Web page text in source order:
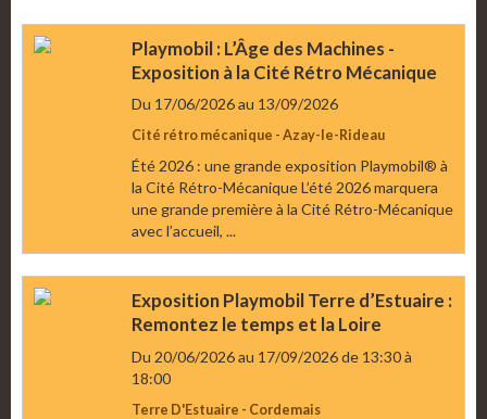
Playmobil : L’Âge des Machines -
Exposition à la Cité Rétro Mécanique
Du 17/06/2026au 13/09/2026
Cité rétro mécanique - Azay-le-Rideau
Été 2026 : une grande exposition Playmobil® à
la Cité Rétro-Mécanique L’été 2026 marquera
une grande première à la Cité Rétro-Mécanique
avec l’accueil, ...
Exposition Playmobil Terre d’Estuaire :
Remontez le temps et la Loire
Du 20/06/2026au 17/09/2026de 13:30à
18:00
Terre D'Estuaire - Cordemais